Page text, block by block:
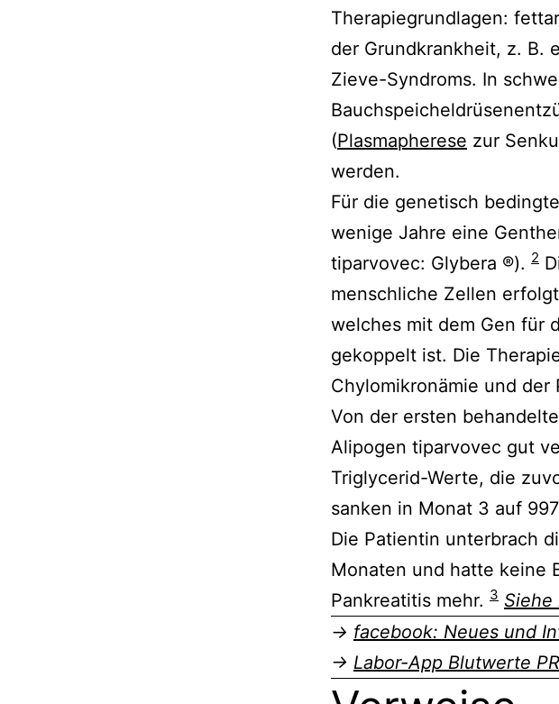
Therapiegrundlagen:
der Grundkrankheit, z. B.
Zieve-Syndroms. In
(Plasmapherese zur
werden.
Für die genetisch
wenige Jahre eine
tiparvovec: Glybera ®). 2
menschliche Zellen
welches mit dem Gen für
gekoppelt ist. Die
Chylomikronämie und der
Von der ersten
Alipogen tiparvovec gut
Triglycerid-Werte, die
sanken in Monat 3 auf
Die Patientin unterbrach
Monaten und hatte keine
Pankreatitis mehr. 3 Siehe
→ facebook: Neues und
→ Labor-App Blutwerte